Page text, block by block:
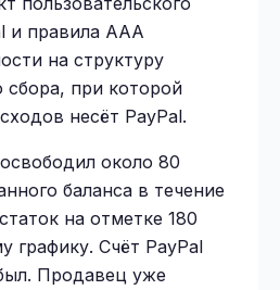
и правила AAA
на структуру
сбора, при которой
несёт PayPal.
около 80
баланса в течение
на отметке 180
графику. Счёт PayPal
Продавец уже